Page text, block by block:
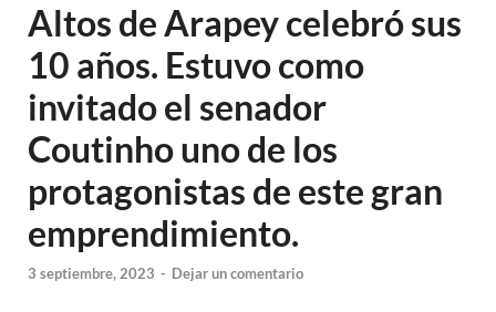
Altos de Arapey celebró sus
10 años. Estuvo como
invitado el senador
Coutinho uno de los
protagonistas de este gran
emprendimiento.
3 septiembre, 2023 - Dejar un comentario